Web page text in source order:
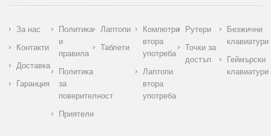
За нас
Контакти
Доставка
Гаранция
Политика
и
правила
Политика
за
поверителност
Приятели
Лаптопи
Таблети
Компютри
втора
употреба
Лаптопи
втора
употреба
Рутери
Точки за
достъп
Безжични
клавиатури
Геймърски
клавиатури